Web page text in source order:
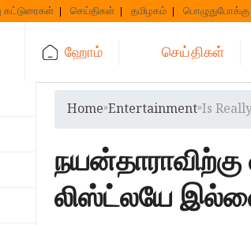
கட்டுரைகள் செய்திகள் தமிழகம் பொழுதுபோக்கு
ஹோம் செய்திகள்
Home»Entertainment»Is
லிஸ்ட்லயே